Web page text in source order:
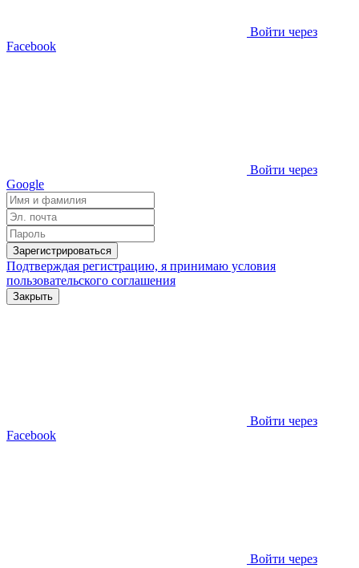
Войти через
Facebook
Войти через
Google
Зарегистрироваться
Подтверждая регистрацию, я принимаю условия
пользовательского соглашения
Закрыть
Войти через
Facebook
Войти через